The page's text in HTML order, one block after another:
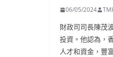
06/05/2024
財政司司長陳茂
投資。他認為，
人才和資金，豐